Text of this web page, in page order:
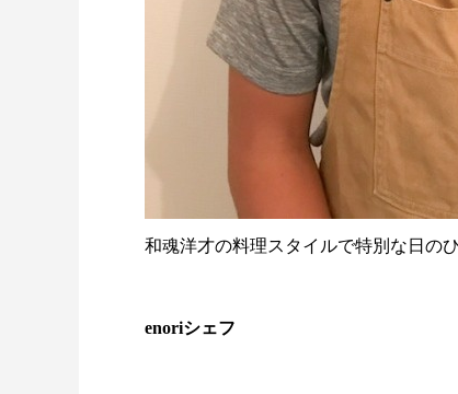
和魂洋才の料理スタイルで特別な日の
enoriシェフ